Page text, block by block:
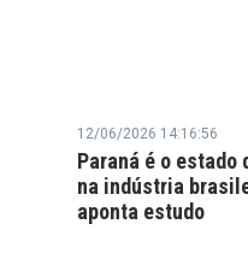
12/06/2026 14:16:56
Paraná é o estado
na indústria
aponta estudo